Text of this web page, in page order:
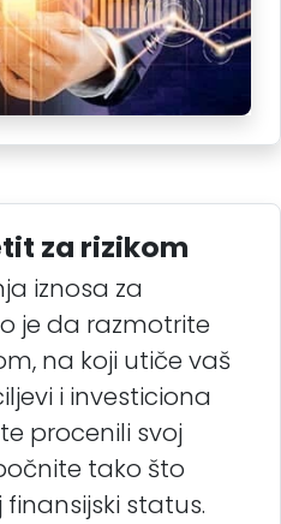
za rizikom
iznosa za
je da razmotrite
na koji utiče vaš
i investiciona
procenili svoj
tako što
status.